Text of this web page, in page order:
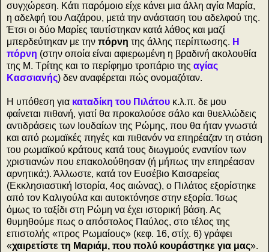
συγχώρεση. Κάτι παρόμοιο είχε κάνει μια άλλη αγία Μαρία,
η αδελφή του Λαζάρου, μετά την ανάσταση του αδελφού της.
Έτσι οι δύο Μαρίες ταυτίστηκαν κατά λάθος και μαζί
μπερδεύτηκαν με την πόρνη της άλλης περίπτωσης. Η
πόρνη (στην οποία είναι αφιερωμένη η βραδινή ακολουθία
της Μ. Τρίτης και το περίφημο τροπάριο της αγίας
Κασσιανής) δεν αναφέρεται πώς ονομαζόταν.
Η υπόθεση για καταδίκη του Πιλάτου κ.λ.π. δε μου
φαίνεται πιθανή, γιατί θα προκαλούσε σάλο και θυελλώδεις
αντιδράσεις των Ιουδαίων της Ρώμης, που θα ήταν γνωστά
και από ρωμαϊκές πηγές και πιθανόν να επηρέαζαν τη στάση
του ρωμαϊκού κράτους κατά τους διωγμούς εναντίον των
χριστιανών που επακολούθησαν (ή μήπως την επηρέασαν
αρνητικά;). Άλλωστε, κατά τον Ευσέβιο Καισαρείας
(Εκκλησιαστική Ιστορία, 4ος αιώνας), ο Πιλάτος εξορίστηκε
από τον Καλιγούλα και αυτοκτόνησε στην εξορία. Ίσως
όμως το ταξίδι στη Ρώμη να έχει ιστορική βάση. Ας
θυμηθούμε πως ο απόστολος Παύλος, στο τέλος της
επιστολής «προς Ρωμαίους» (κεφ. 16, στίχ. 6) γράφει
«χαιρετίστε τη Μαριάμ, που πολύ κουράστηκε για μας».